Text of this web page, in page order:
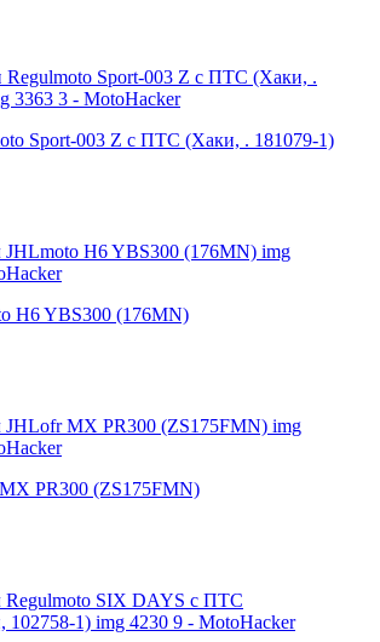
Sport-003 Z с ПТС (Хаки, . 181079-1)
H6 YBS300 (176MN)
PR300 (ZS175FMN)